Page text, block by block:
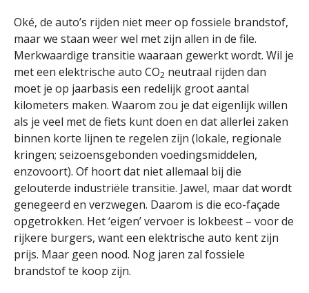
Oké, de auto’s rijden niet meer op fossiele brandstof,
maar we staan weer wel met zijn allen in de file.
Merkwaardige transitie waaraan gewerkt wordt. Wil je
met een elektrische auto CO2 neutraal rijden dan
moet je op jaarbasis een redelijk groot aantal
kilometers maken. Waarom zou je dat eigenlijk willen
als je veel met de fiets kunt doen en dat allerlei zaken
binnen korte lijnen te regelen zijn (lokale, regionale
kringen; seizoensgebonden voedingsmiddelen,
enzovoort). Of hoort dat niet allemaal bij die
gelouterde industriële transitie. Jawel, maar dat wordt
genegeerd en verzwegen. Daarom is die eco-façade
opgetrokken. Het ‘eigen’ vervoer is lokbeest – voor de
rijkere burgers, want een elektrische auto kent zijn
prijs. Maar geen nood. Nog jaren zal fossiele
brandstof te koop zijn.